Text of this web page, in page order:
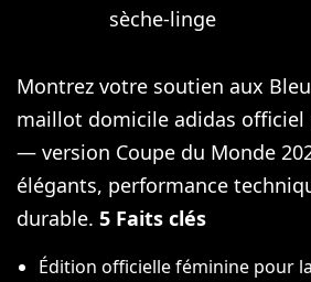
sèche-linge
Montrez votre soutien aux
maillot domicile adidas officiel
— version Coupe du Monde
élégants, performance
durable.5 Faits clés
Édition officielle féminine pour la